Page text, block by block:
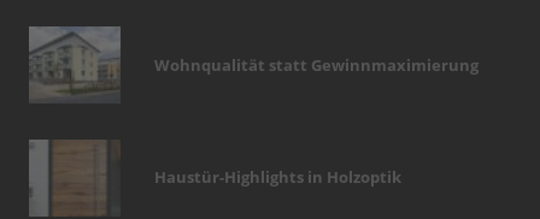
Wohnqualität statt Gewinnmaximierung
Haustür-Highlights in Holzoptik